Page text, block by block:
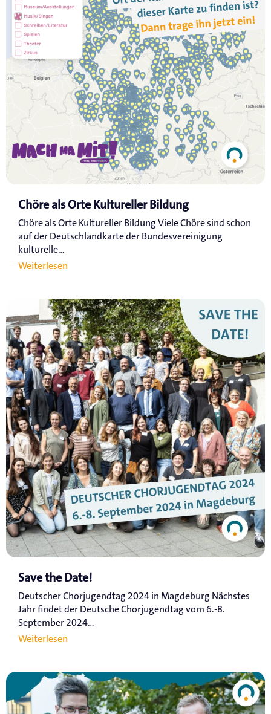
Chöre als Orte Kultureller Bildung
Chöre als Orte Kultureller Bildung Viele Chöre sind schon
auf der Deutschlandkarte der Bundesvereinigung
kulturelle...
Weiterlesen
Save the Date!
Deutscher Chorjugendtag 2024 in Magdeburg Nächstes
Jahr findet der Deutsche Chorjugendtag vom 6.-8.
September 2024...
Weiterlesen